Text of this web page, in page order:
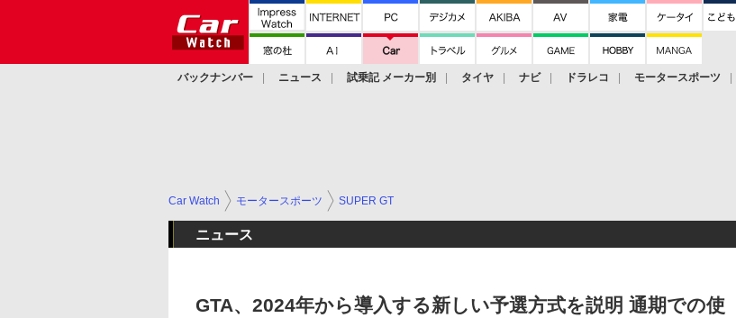
バックナンバー ニュース 試乗記 メーカー別 タイヤ ナビ ドラレコ モータースポーツ
Car Watch モータースポーツ SUPER GT
ニュース
GTA、2024年から導入する新しい予選方式を説明 通期での使